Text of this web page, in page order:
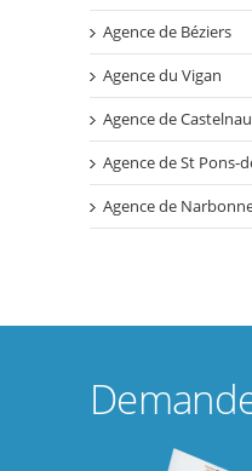
Agence de Béziers
Agence du Vigan
Agence de
Agence de St Pons-
Agence de